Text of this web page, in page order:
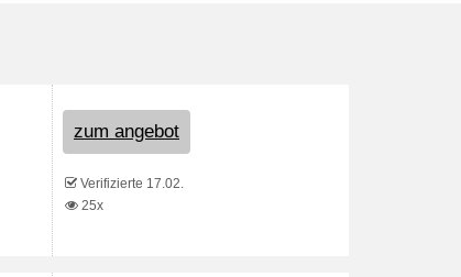
zum angebot
Verifizierte 17.02.
25x